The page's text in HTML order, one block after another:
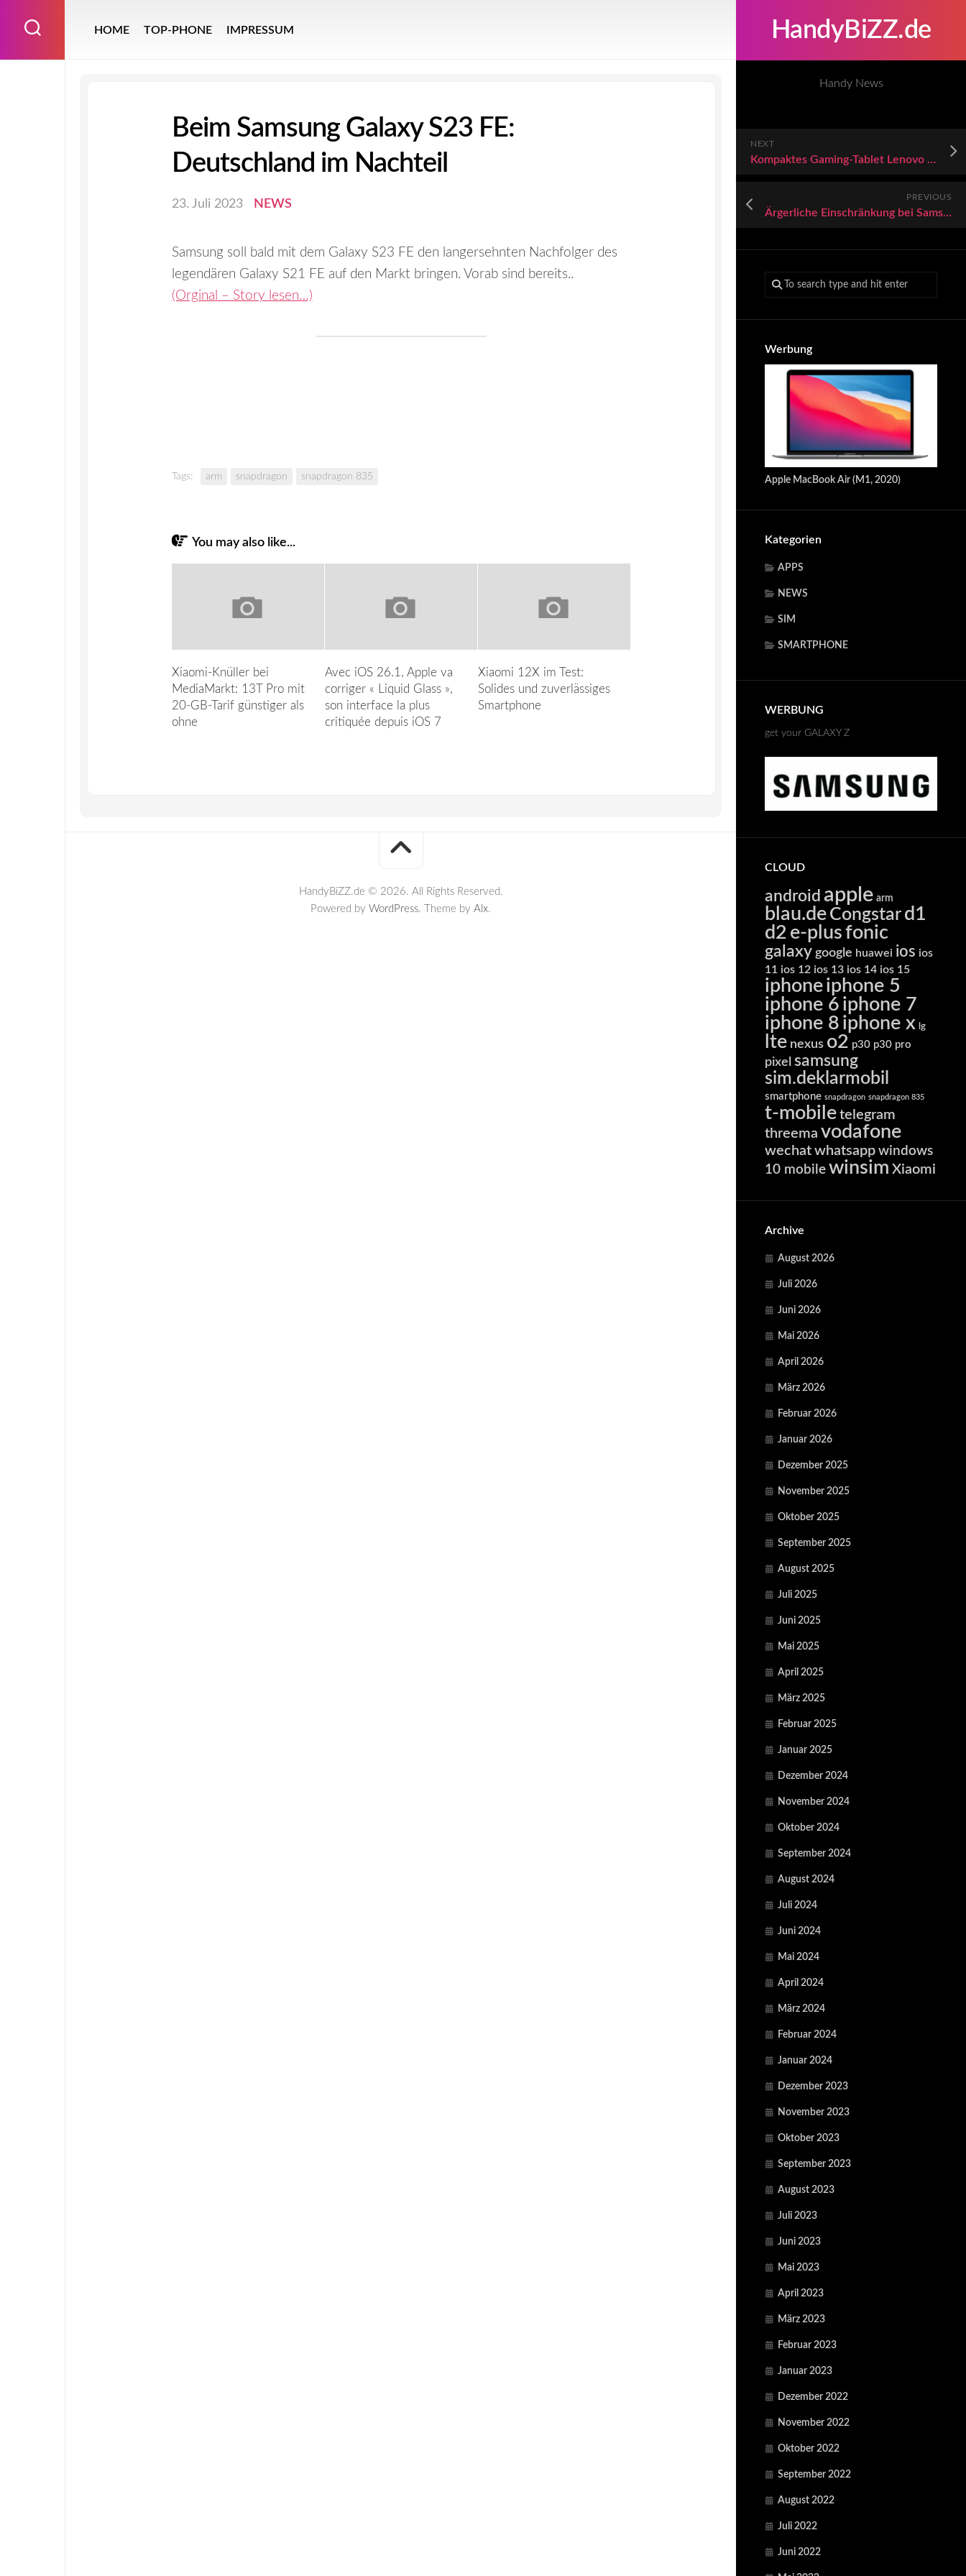
HandyBiZZ.de
Handy News
NEXT
Kompaktes Gaming-Tablet Lenovo Legion Y700 (2023) mit diversen Verbesserungen samt Snapdragon 8+ Gen 1 vorgestellt
PREVIOUS
Ärgerliche Einschränkung bei Samsung: Diese Galaxy-Smartphones sind betroffen
Werbung
Apple MacBook Air (M1, 2020)
Kategorien
APPS
NEWS
SIM
SMARTPHONE
WERBUNG
get your GALAXY Z
CLOUD
android apple arm
blau.de Congstar d1
d2 e-plusfonic
galaxy google huawei ios ios
11 ios 12 ios 13 ios 14 ios 15
iphoneiphone 5
iphone 6 iphone 7
iphone 8 iphone x lg
lte nexus o2 p30 p30 pro
pixel samsung
sim.deklarmobil
smartphone snapdragon snapdragon 835
t-mobile telegram
threema vodafone
wechat whatsapp windows
10 mobile winsim Xiaomi
Archive
August 2026
Juli 2026
Juni 2026
Mai 2026
April 2026
März 2026
Februar 2026
Januar 2026
Dezember 2025
November 2025
Oktober 2025
September 2025
August 2025
Juli 2025
Juni 2025
Mai 2025
April 2025
März 2025
Februar 2025
Januar 2025
Dezember 2024
November 2024
Oktober 2024
September 2024
August 2024
Juli 2024
Juni 2024
Mai 2024
April 2024
März 2024
Februar 2024
Januar 2024
Dezember 2023
November 2023
Oktober 2023
September 2023
August 2023
Juli 2023
Juni 2023
Mai 2023
April 2023
März 2023
Februar 2023
Januar 2023
Dezember 2022
November 2022
Oktober 2022
September 2022
August 2022
Juli 2022
Juni 2022
HOME TOP-PHONE IMPRESSUM
Beim Samsung Galaxy S23 FE:
Deutschland im Nachteil
23. Juli 2023 NEWS
Samsung soll bald mit dem Galaxy S23 FE den langersehnten Nachfolger des
legendären Galaxy S21 FE auf den Markt bringen. Vorab sind bereits..
(Orginal – Story lesen…)
Tags: arm snapdragon snapdragon 835
You may also like...
Xiaomi-Knüller bei
MediaMarkt: 13T Pro mit
20-GB-Tarif günstiger als
ohne
Avec iOS 26.1, Apple va
corriger « Liquid Glass »,
son interface la plus
critiquée depuis iOS 7
Xiaomi 12X im Test:
Solides und zuverlässiges
Smartphone
HandyBiZZ.de © 2026. All Rights Reserved.
Powered by WordPress. Theme by Alx.